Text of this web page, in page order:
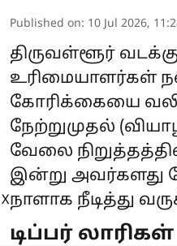
Published on: 10 Jul 2026,
திருவள்ளூர்
உரிமையாளர்கள்
கோரிக்கையை
நேற்றுமுதல்
வேலை
இன்று அவர்களது
நாளாக நீடித்து
டிப்பர் லாரிகள்
X